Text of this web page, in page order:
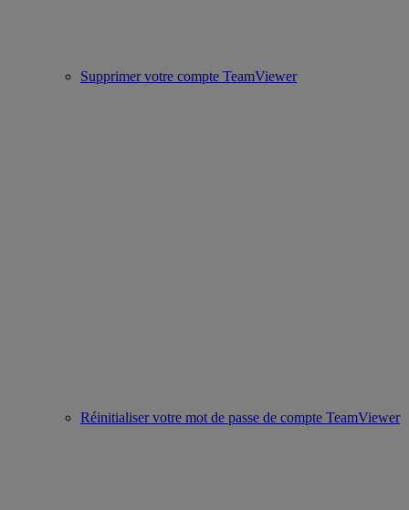
Supprimer votre compte TeamViewer
Réinitialiser votre mot de passe de compte TeamViewer